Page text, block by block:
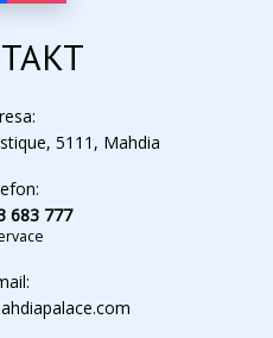
5111, Mahdia
683 777